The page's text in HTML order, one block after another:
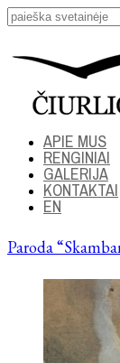
APIE MUS
RENGINIAI
GALERIJA
KONTAKTAI
EN
Paroda